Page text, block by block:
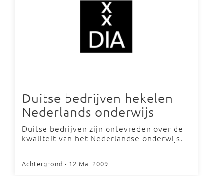
Duitse bedrijven hekelen
Nederlands onderwijs
Duitse bedrijven zijn ontevreden over de
kwaliteit van het Nederlandse onderwijs.
Achtergrond - 12 Mai 2009